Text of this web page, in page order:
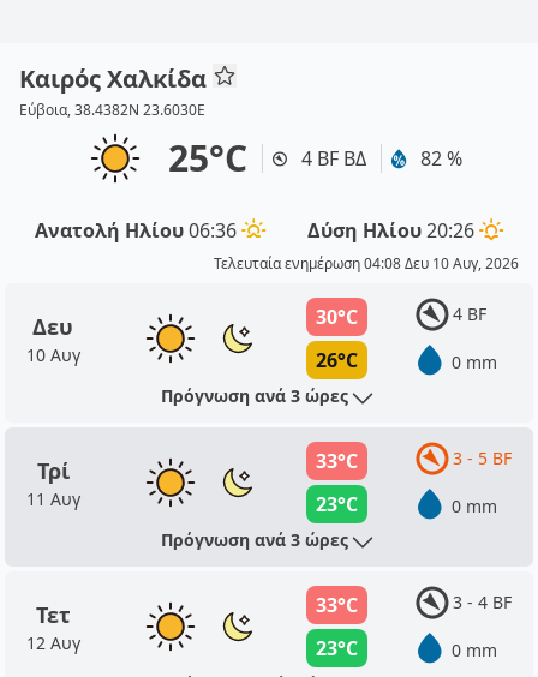
Καιρός Χαλκίδα
Εύβοια, 38.4382N 23.6030E
25°C 4 BF ΒΔ 82 %
Ανατολή Ηλίου06:36 Δύση Ηλίου20:26
Τελευταία ενημέρωση 04:08 Δευ 10 Αυγ, 2026
Δευ
10 Αυγ
30°C
26°C
4 BF
0 mm
Πρόγνωση ανά 3 ώρες
Τρί
11 Αυγ
33°C
23°C
3 - 5 BF
0 mm
Πρόγνωση ανά 3 ώρες
Τετ
12 Αυγ
33°C
23°C
3 - 4 BF
0 mm